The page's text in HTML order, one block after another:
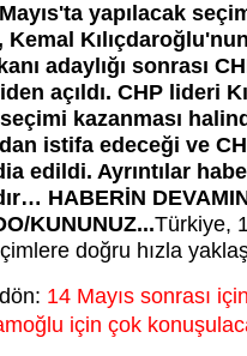
yapılacak
Kemal Kılıçdaroğlu'nun
adaylığı sonrası
açıldı. CHP lideri
kazanması
istifa edeceği ve
edildi. Ayrıntılar
HABERİN
KUNUNUZ...Türkiye,
doğru hızla
14 Mayıs sonrası
için çok